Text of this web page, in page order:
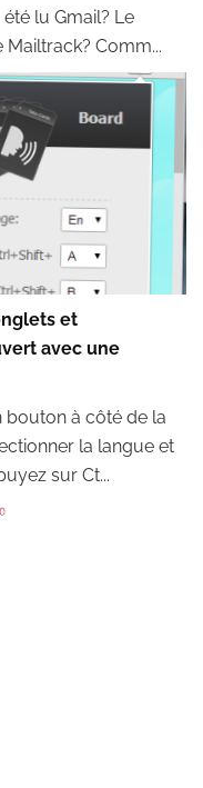
lu Gmail? Le
Comm...
et
avec une
bouton à côté de la
la langue et
sur Ct...